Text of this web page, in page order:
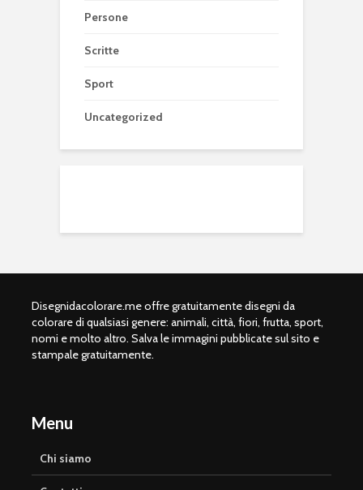
Persone
Scritte
Sport
Uncategorized
Disegnidacolorare.me offre gratuitamente disegni da
colorare di qualsiasi genere: animali, città, fiori, frutta, sport,
nomi e molto altro. Salva le immagini pubblicate sul sito e
stampale gratuitamente.
Menu
Chi siamo